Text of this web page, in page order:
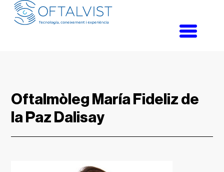
Toggle
Oftalmòleg María Fideliz de
la Paz Dalisay